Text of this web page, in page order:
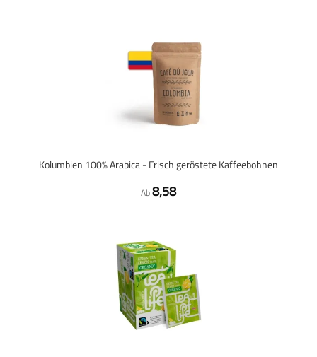
Kolumbien 100% Arabica - Frisch geröstete Kaffeebohnen
Ab8,58